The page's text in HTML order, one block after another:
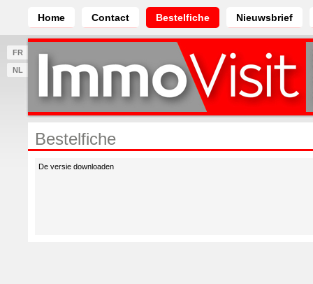
Home Contact Bestelfiche Nieuwsbrief
FR
NL
Bestelfiche
De versie downloaden